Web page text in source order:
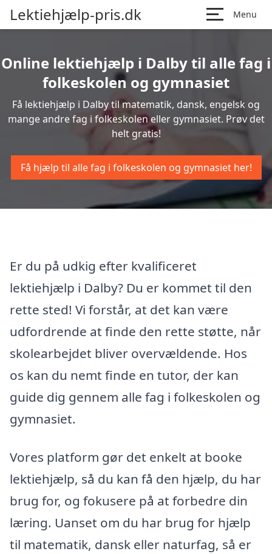
Lektiehjælp-pris.dk Menu
Online lektiehjælp i Dalby til alle fag i
folkeskolen og gymnasiet
Få lektiehjælp i Dalby til matematik, dansk, engelsk og
mange andre fag i folkeskolen eller gymnasiet. Prøv det
helt gratis!
Få hjælp til alle fag i folkeskolen og gymnasiet her!
Er du på udkig efter kvalificeret
lektiehjælp i Dalby? Du er kommet til den
rette sted! Vi forstår, at det kan være
udfordrende at finde den rette støtte, når
skolearbejdet bliver overvældende. Hos
os kan du nemt finde en tutor, der kan
guide dig gennem alle fag i folkeskolen og
gymnasiet.
Vores platform gør det enkelt at booke
lektiehjælp, så du kan få den hjælp, du har
brug for, og fokusere på at forbedre din
læring. Uanset om du har brug for hjælp
til matematik, dansk eller naturfag, så er